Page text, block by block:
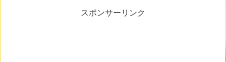
スポンサーリンク